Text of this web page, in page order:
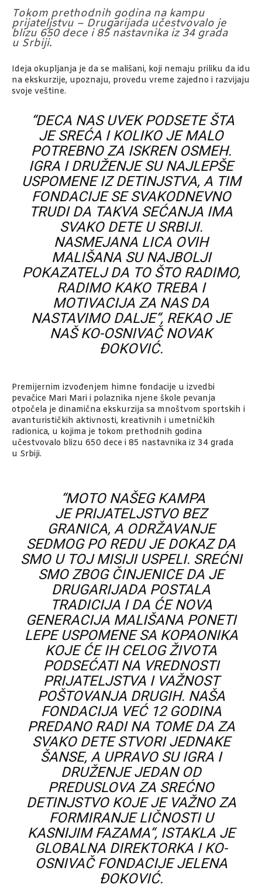
Tokom prethodnih godina na kampu
prijateljstvu – Drugarijada učestvovalo je
blizu 650 dece i 85 nastavnika iz 34 grada
u Srbiji.
Ideja okupljanja je da se mališani, koji nemaju priliku da idu
na ekskurzije, upoznaju, provedu vreme zajedno i razvijaju
svoje veštine.
“DECA NAS UVEK PODSETE ŠTA
JE SREĆA I KOLIKO JE MALO
POTREBNO ZA ISKREN OSMEH.
IGRA I DRUŽENJE SU NAJLEPŠE
USPOMENE IZ DETINJSTVA, A TIM
FONDACIJE SE SVAKODNEVNO
TRUDI DA TAKVA SEĆANJA IMA
SVAKO DETE U SRBIJI.
NASMEJANA LICA OVIH
MALIŠANA SU NAJBOLJI
POKAZATELJ DA TO ŠTO RADIMO,
RADIMO KAKO TREBA I
MOTIVACIJA ZA NAS DA
NASTAVIMO DALJE“, REKAO JE
NAŠ KO-OSNIVAČ NOVAK
ĐOKOVIĆ.
Premijernim izvođenjem himne fondacije u izvedbi
pevačice Mari Mari i polaznika njene škole pevanja
otpočela je dinamična ekskurzija sa mnoštvom sportskih i
avanturističkih aktivnosti, kreativnih i umetničkih
radionica, u kojima je tokom prethodnih godina
učestvovalo blizu 650 dece i 85 nastavnika iz 34 grada
u Srbiji.
“MOTO NAŠEG KAMPA
JEPRIJATELJSTVO BEZ
GRANICA,A ODRŽAVANJE
SEDMOG PO REDU JE DOKAZ DA
SMO U TOJ MISIJI USPELI. SREĆNI
SMO ZBOG ČINJENICE DA JE
DRUGARIJADA POSTALA
TRADICIJA I DA ĆE NOVA
GENERACIJA MALIŠANA PONETI
LEPE USPOMENE SA KOPAONIKA
KOJE ĆE IH CELOG ŽIVOTA
PODSEĆATI NA VREDNOSTI
PRIJATELJSTVA I VAŽNOST
POŠTOVANJA DRUGIH. NAŠA
FONDACIJA VEĆ 12 GODINA
PREDANO RADI NA TOME DA ZA
SVAKO DETE STVORI JEDNAKE
ŠANSE, A UPRAVO SU IGRA I
DRUŽENJE JEDAN OD
PREDUSLOVA ZA SREĆNO
DETINJSTVO KOJE JE VAŽNO ZA
FORMIRANJE LIČNOSTI U
KASNIJIM FAZAMA“, ISTAKLA JE
GLOBALNA DIREKTORKA I KO-
OSNIVAČ FONDACIJE JELENA
ĐOKOVIĆ.